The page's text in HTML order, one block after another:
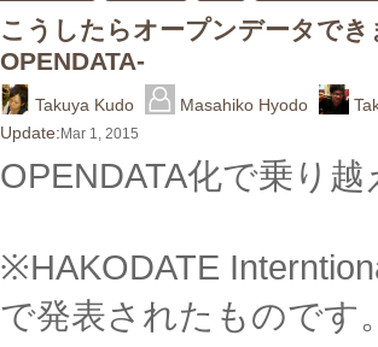
こうしたらオープンデータでき
OPENDATA-
Takuya Kudo Masahiko Hyodo
Update: Mar 1, 2015
OPENDATA化で乗り
※HAKODATE
で発表されたものです